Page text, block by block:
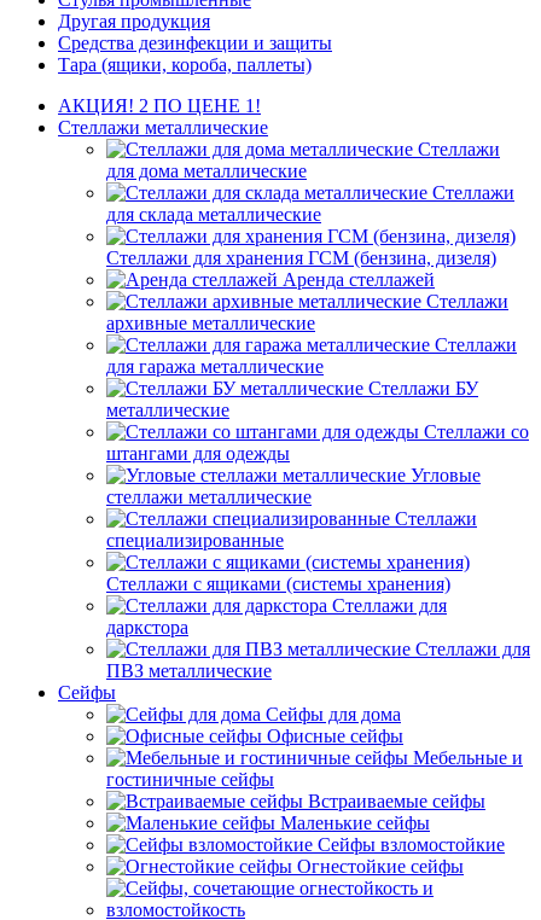
Другая продукция
Средства дезинфекции и защиты
Тара (ящики, короба, паллеты)
АКЦИЯ! 2 ПО ЦЕНЕ 1!
Стеллажи металлические
Стеллажи
для дома металлические
Стеллажи
для склада металлические
Стеллажи для хранения ГСМ (бензина, дизеля)
Аренда стеллажей
Стеллажи
архивные металлические
Стеллажи
для гаража металлические
Стеллажи БУ
металлические
Стеллажи со
штангами для одежды
Угловые
стеллажи металлические
Стеллажи
специализированные
Стеллажи с ящиками (системы хранения)
Стеллажи для
даркстора
Стеллажи для
ПВЗ металлические
Сейфы
Сейфы для дома
Офисные сейфы
Мебельные и
гостиничные сейфы
Встраиваемые сейфы
Маленькие сейфы
Сейфы взломостойкие
Огнестойкие сейфы